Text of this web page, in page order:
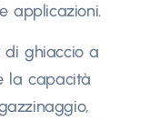
applicazioni.
di ghiaccio a
la capacità